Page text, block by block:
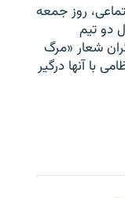
روز جمعه
دو تیم
شعار «مرگ
با آنها درگیر